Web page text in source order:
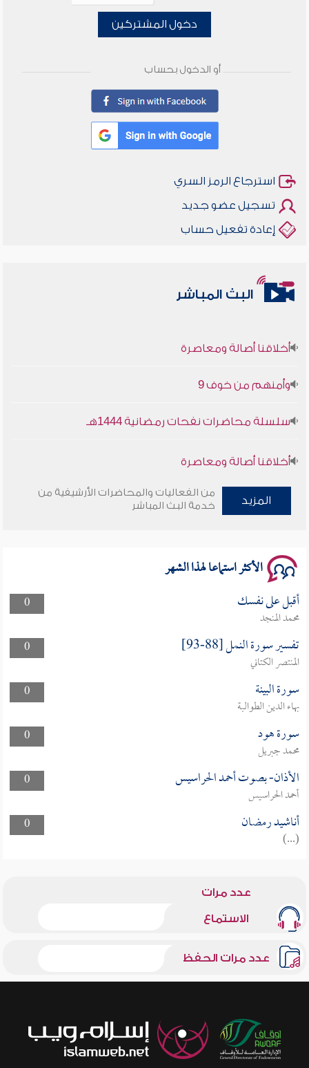
دخول المشتركين
أو الدخول بحساب
استرجاع الرمز السري
تسجيل عضو جديد
إعادة تفعيل حساب
البث المباشر
أخلاقنا أصالة ومعاصرة
وأمنهم من خوف 9
سلسلة محاضرات نفحات رمضانية 1444هـ
أخلاقنا أصالة ومعاصرة
وأمنهم من خوف 9
المزيد
من الفعاليات والمحاضرات الأرشيفية من
خدمة البث المباشر
الأكثر استماعا لهذا الشهر
0 أقبل على نفسك
محمد المنجد
0
تفسير سورة النمل [88-93]
المنتصر الكتاني
0
سورة البينة
بهاء الدين الطوالبة
0
سورة هود
محمد جبريل
0
الأذان- بصوت أحمد الحراسيس
أحمد الحراسيس
0
أناشيد رمضان
(...)
عدد مرات
الاستماع
عدد مرات الحفظ